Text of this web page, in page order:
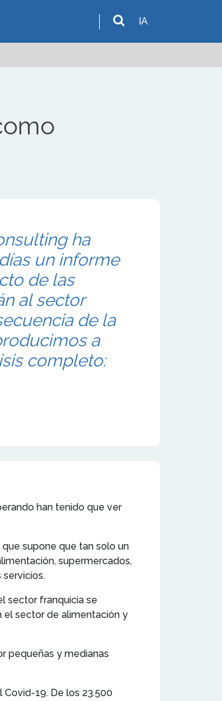
IA
ha
un informe
de las
al sector
de la
a
completo:
han tenido que ver
supone que tan solo un
supermercados,
sector franquicia se
el sector de alimentación y
pequeñas y medianas
19. De los 23.500